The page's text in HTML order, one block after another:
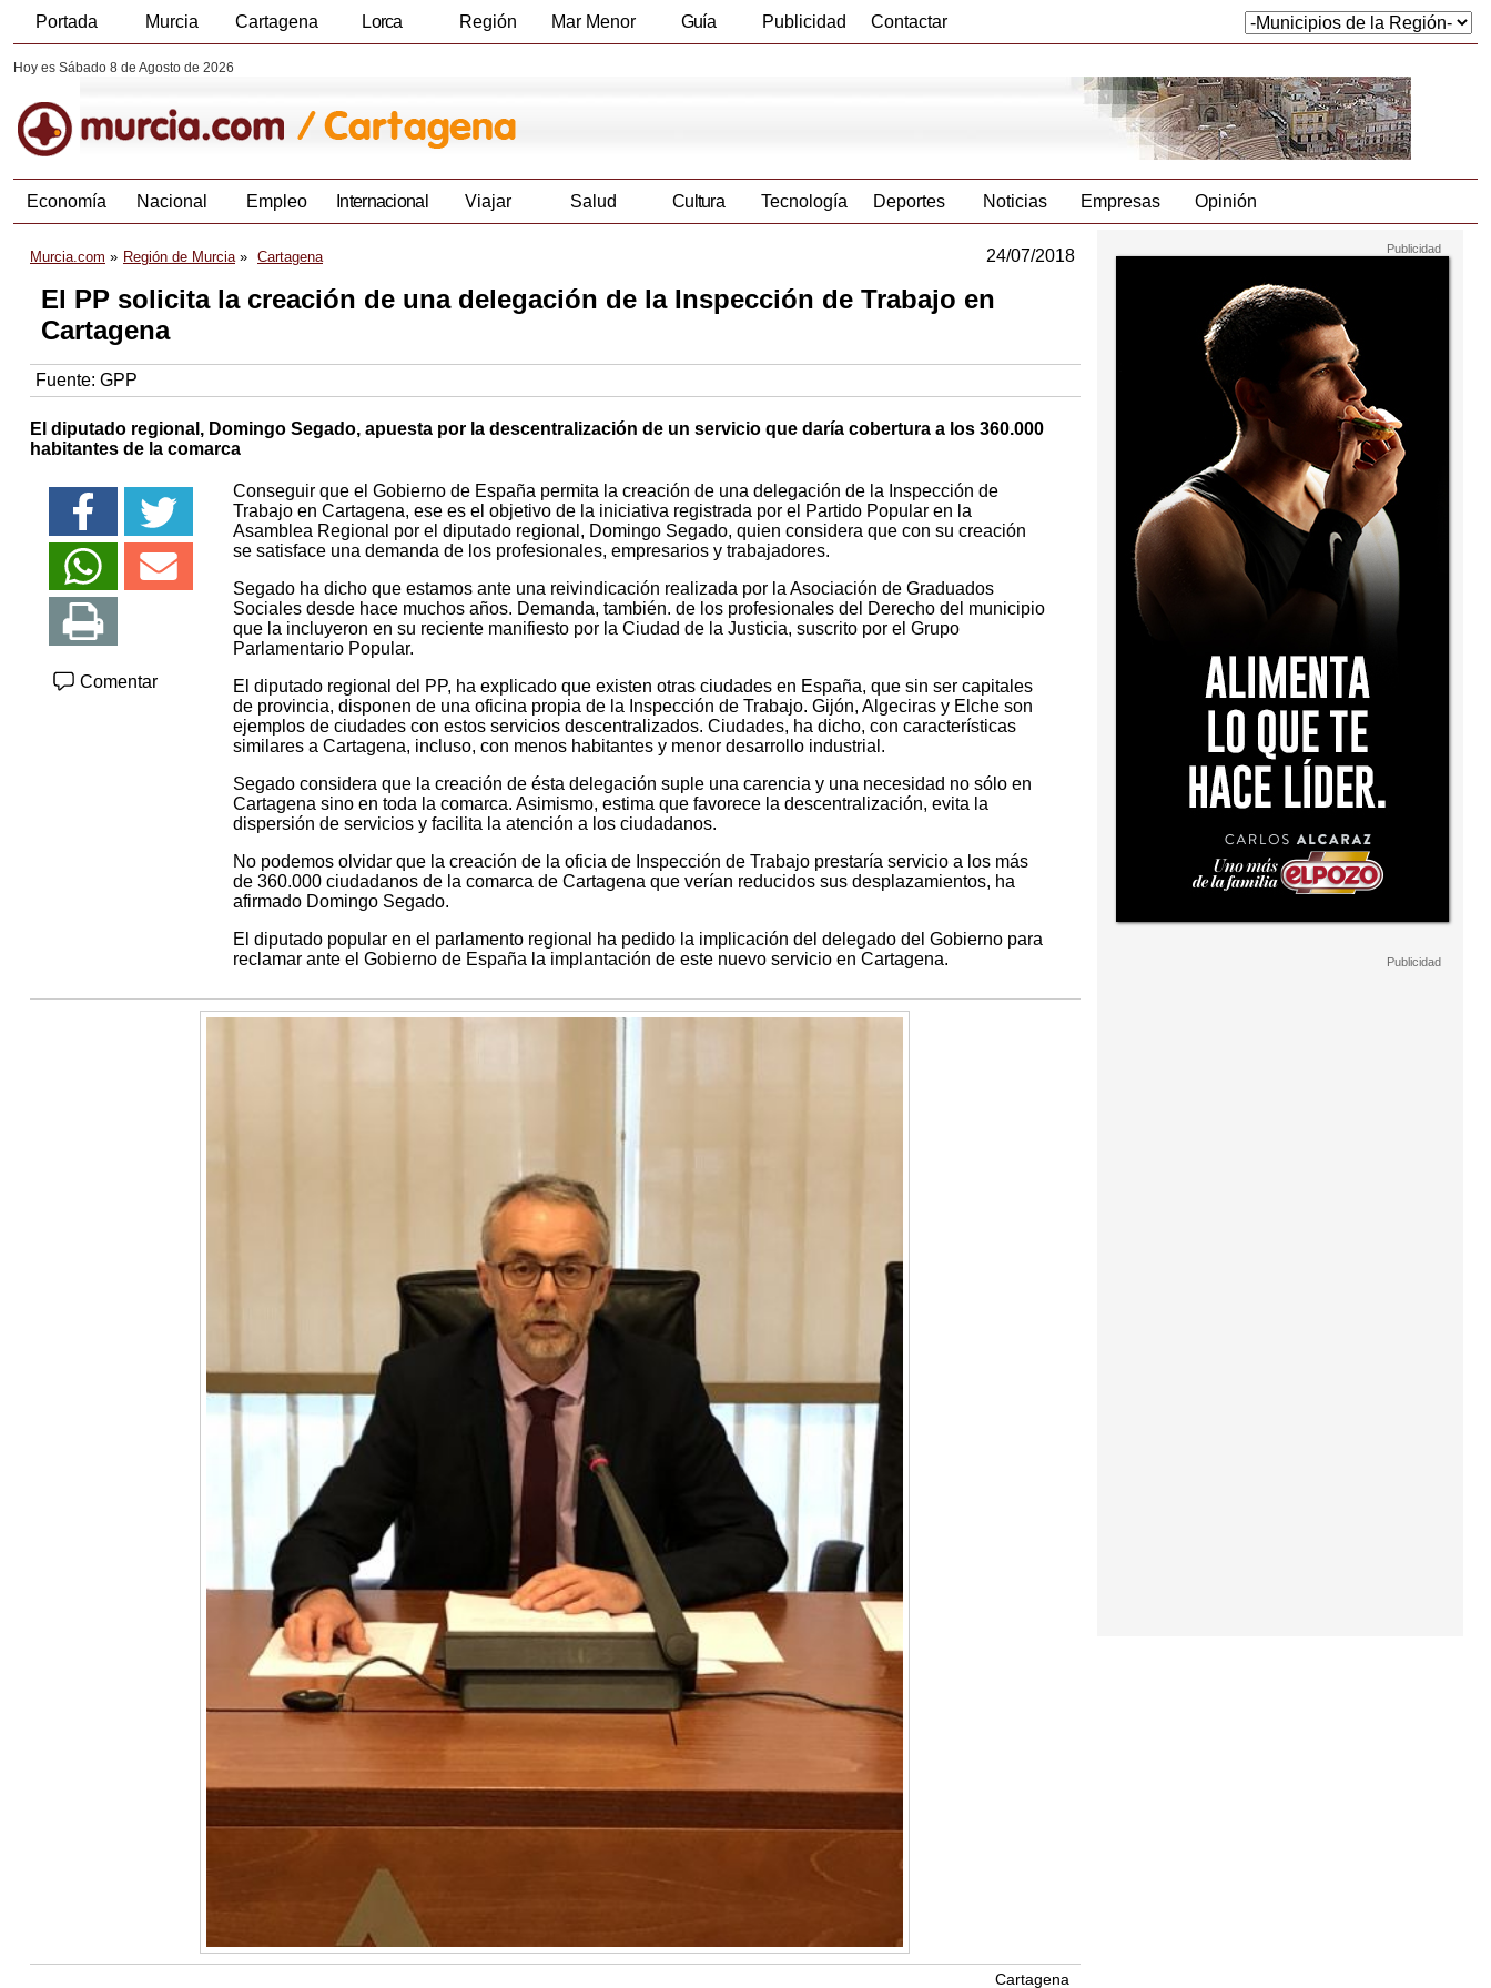
Portada Murcia Cartagena Lorca Región Mar Menor Guía Publicidad Contactar
Hoy es Sábado 8 de Agosto de 2026
Economía Nacional Empleo Internacional Viajar Salud Cultura Tecnología Deportes Noticias Empresas Opinión
Murcia.com Región de Murcia Cartagena 24/07/2018
El PP solicita la creación de una delegación de la Inspección de Trabajo en
Cartagena
Fuente: GPP
El diputado regional, Domingo Segado, apuesta por la descentralización de un servicio que daría cobertura a los 360.000
habitantes de la comarca
Comentar
Conseguir que el Gobierno de España permita la creación de una delegación de la Inspección de
Trabajo en Cartagena, ese es el objetivo de la iniciativa registrada por el Partido Popular en la
Asamblea Regional por el diputado regional, Domingo Segado, quien considera que con su creación
se satisface una demanda de los profesionales, empresarios y trabajadores.
Segado ha dicho que estamos ante una reivindicación realizada por la Asociación de Graduados
Sociales desde hace muchos años. Demanda, también. de los profesionales del Derecho del municipio
que la incluyeron en su reciente manifiesto por la Ciudad de la Justicia, suscrito por el Grupo
Parlamentario Popular.
El diputado regional del PP, ha explicado que existen otras ciudades en España, que sin ser capitales
de provincia, disponen de una oficina propia de la Inspección de Trabajo. Gijón, Algeciras y Elche son
ejemplos de ciudades con estos servicios descentralizados. Ciudades, ha dicho, con características
similares a Cartagena, incluso, con menos habitantes y menor desarrollo industrial.
Segado considera que la creación de ésta delegación suple una carencia y una necesidad no sólo en
Cartagena sino en toda la comarca. Asimismo, estima que favorece la descentralización, evita la
dispersión de servicios y facilita la atención a los ciudadanos.
No podemos olvidar que la creación de la oficia de Inspección de Trabajo prestaría servicio a los más
de 360.000 ciudadanos de la comarca de Cartagena que verían reducidos sus desplazamientos, ha
afirmado Domingo Segado.
El diputado popular en el parlamento regional ha pedido la implicación del delegado del Gobierno para
reclamar ante el Gobierno de España la implantación de este nuevo servicio en Cartagena.
Cartagena